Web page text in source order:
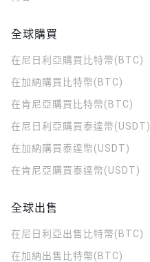
全球購買
在尼日利亞購買比特幣(BTC)
在加納購買比特幣(BTC)
在肯尼亞購買比特幣(BTC)
在尼日利亞購買泰達幣(USDT)
在加納購買泰達幣(USDT)
在肯尼亞購買泰達幣(USDT)
全球出售
在尼日利亞出售比特幣(BTC)
在加納出售比特幣(BTC)